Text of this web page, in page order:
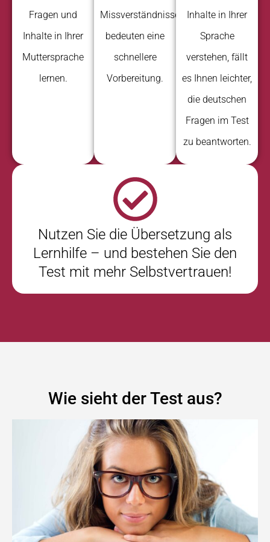
Fragen und
Inhalte in Ihrer
Muttersprache
lernen.
Missverständnisse
bedeuten eine
schnellere
Vorbereitung.
Inhalte in Ihrer
Sprache
verstehen, fällt
es Ihnen leichter,
die deutschen
Fragen im Test
zu beantworten.
Nutzen Sie die Übersetzung als
Lernhilfe – und bestehen Sie den
Test mit mehr Selbstvertrauen!
Wie sieht der Test aus?